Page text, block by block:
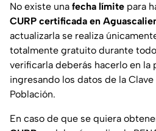
No existe una fecha límite para
CURP certificada en
actualizarla se realiza
totalmente gratuito durante
verificarla deberás hacerlo en la
ingresando los datos de la
Población.
En caso de que se quiera